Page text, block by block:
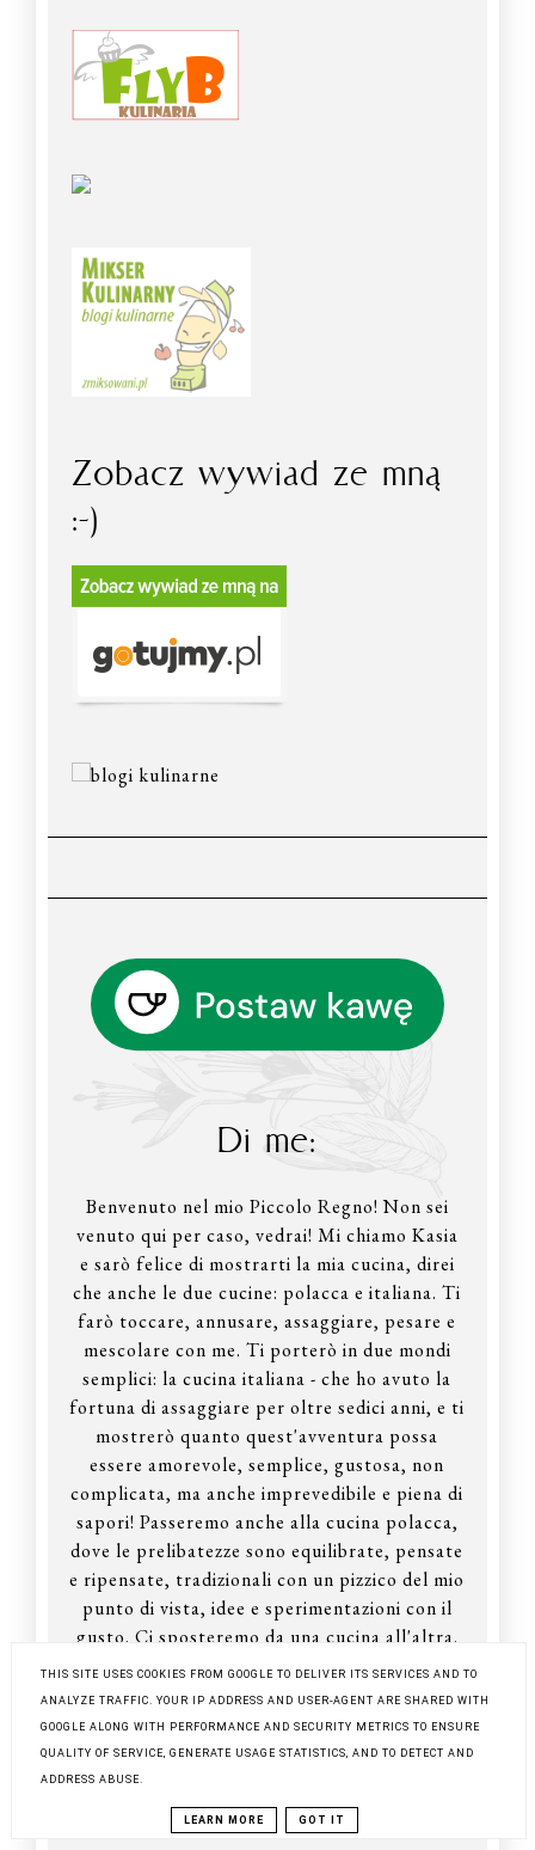
Zobacz wywiad ze mną
:-)
Di me:
Benvenuto nel mio Piccolo Regno! Non sei
venuto qui per caso, vedrai! Mi chiamo Kasia
e sarò felice di mostrarti la mia cucina, direi
che anche le due cucine: polacca e italiana. Ti
farò toccare, annusare, assaggiare, pesare e
mescolare con me. Ti porterò in due mondi
semplici: la cucina italiana - che ho avuto la
fortuna di assaggiare per oltre sedici anni, e ti
mostrerò quanto quest'avventura possa
essere amorevole, semplice, gustosa, non
complicata, ma anche imprevedibile e piena di
sapori! Passeremo anche alla cucina polacca,
dove le prelibatezze sono equilibrate, pensate
e ripensate, tradizionali con un pizzico del mio
punto di vista, idee e sperimentazioni con il
gusto. Ci sposteremo da una cucina all'altra.
Quindi indossiamo i grembiuli, cuciniamo
qualcosa insieme. Chiedi di tutto, commenta,
condividi i tuoi consigli. Sono contenta che tu
sia con me, accomodati e buon appetito!
FACEBOOK
THIS SITE USES COOKIES FROM GOOGLE TO DELIVER ITS SERVICES AND TO
ANALYZE TRAFFIC. YOUR IP ADDRESS AND USER-AGENT ARE SHARED WITH
GOOGLE ALONG WITH PERFORMANCE AND SECURITY METRICS TO ENSURE
QUALITY OF SERVICE, GENERATE USAGE STATISTICS, AND TO DETECT AND
ADDRESS ABUSE.
LEARN MORE GOT IT